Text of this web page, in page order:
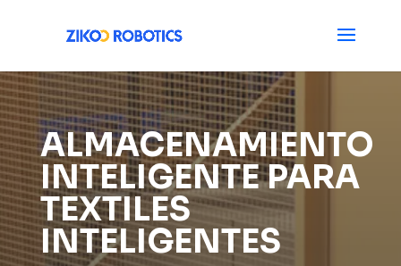
ALMACENAMIENTO
INTELIGENTE PARA
TEXTILES
INTELIGENTES